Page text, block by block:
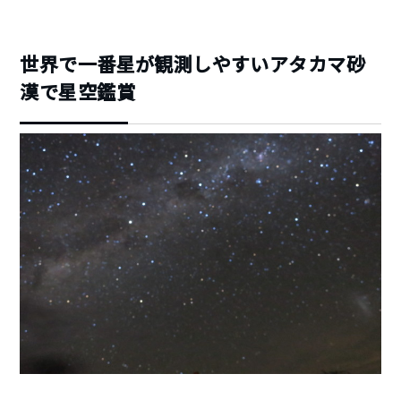
世界で一番星が観測しやすいアタカマ砂
漠で星空鑑賞